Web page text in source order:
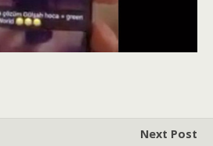
Next Post